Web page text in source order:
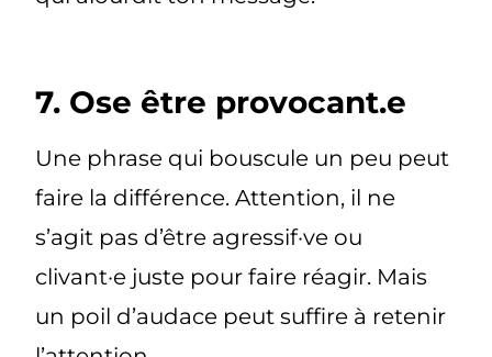
7. Ose être provocant.e
Une phrase qui bouscule un peu peut
faire la différence. Attention, il ne
s’agit pas d’être agressif·ve ou
clivant·e juste pour faire réagir. Mais
un poil d’audace peut suffire à retenir